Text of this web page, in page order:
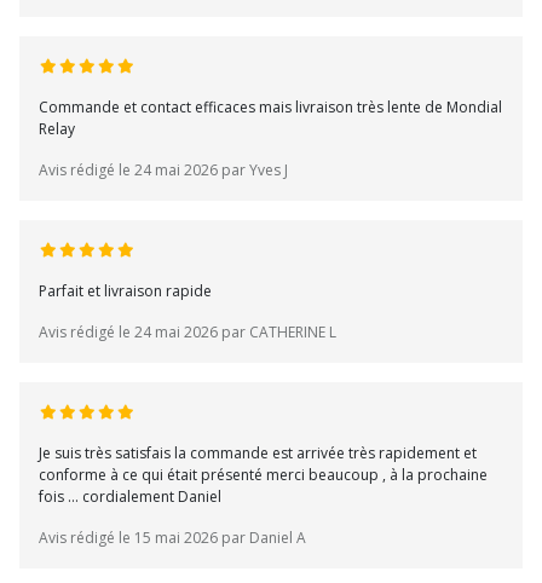
Commande et contact efficaces mais livraison très lente de Mondial
Relay
Avis rédigé le 24 mai 2026 par Yves J
Parfait et livraison rapide
Avis rédigé le 24 mai 2026 par CATHERINE L
Je suis très satisfais la commande est arrivée très rapidement et
conforme à ce qui était présenté merci beaucoup , à la prochaine
fois ... cordialement Daniel
Avis rédigé le 15 mai 2026 par Daniel A